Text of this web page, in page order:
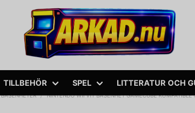
TILLBEHÖR SPEL LITTERATUR OCH
BASENHETER NINTENDO WII VIT BASENHET GAMECUBE KOMPATIBLE